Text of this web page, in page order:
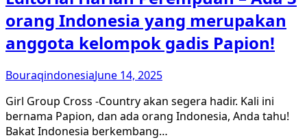
orang Indonesia yang merupakan
anggota kelompok gadis Papion!
BouraqindonesiaJune 14, 2025
Girl Group Cross -Country akan segera hadir. Kali ini
bernama Papion, dan ada orang Indonesia, Anda tahu!
Bakat Indonesia berkembang…